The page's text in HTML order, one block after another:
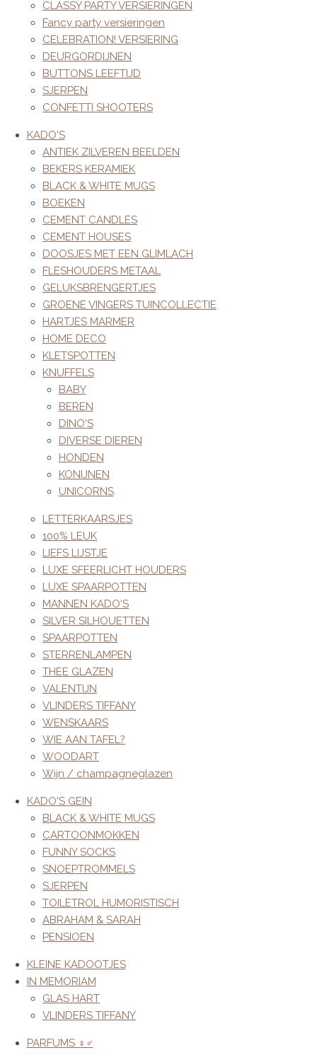
CLASSY PARTY VERSIERINGEN
Fancy party versieringen
CELEBRATION! VERSIERING
DEURGORDIJNEN
BUTTONS LEEFTIJD
SJERPEN
CONFETTI SHOOTERS
KADO'S
ANTIEK ZILVEREN BEELDEN
BEKERS KERAMIEK
BLACK & WHITE MUGS
BOEKEN
CEMENT CANDLES
CEMENT HOUSES
DOOSJES MET EEN GLIMLACH
FLESHOUDERS METAAL
GELUKSBRENGERTJES
GROENE VINGERS TUINCOLLECTIE
HARTJES MARMER
HOME DECO
KLETSPOTTEN
KNUFFELS
BABY
BEREN
DINO'S
DIVERSE DIEREN
HONDEN
KONIJNEN
UNICORNS
LETTERKAARSJES
100% LEUK
LIEFS LIJSTJE
LUXE SFEERLICHT HOUDERS
LUXE SPAARPOTTEN
MANNEN KADO'S
SILVER SILHOUETTEN
SPAARPOTTEN
STERRENLAMPEN
THEE GLAZEN
VALENTIJN
VLINDERS TIFFANY
WENSKAARS
WIE AAN TAFEL?
WOODART
Wijn / champagneglazen
KADO'S GEIN
BLACK & WHITE MUGS
CARTOONMOKKEN
FUNNY SOCKS
SNOEPTROMMELS
SJERPEN
TOILETROL HUMORISTISCH
ABRAHAM & SARAH
PENSIOEN
KLEINE KADOOTJES
IN MEMORIAM
GLAS HART
VLINDERS TIFFANY
PARFUMS ♀︎♂︎